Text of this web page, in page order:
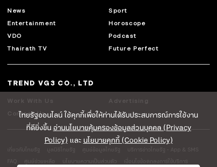
ไทยรัฐออนไลน์ ใช้คุกกี้เพื่อให้ท่านได้รับประสบการณ์การใช้งาน
ที่ดียิ่งขึ้นอ่านนโยบายคุ้มครองข้อมูลส่วนบุคคล (Privacy
Policy) และนโยบายคุกกี้ (Cookie Policy)
News
Sport
Entertainment
Horoscope
VDO
Podcast
Thairath TV
Future Perfect
TREND VG3 CO., LTD
Work With Us
Advertising
Contact Us
เกี่ยวกับไทยรัฐ มูลนิธิไทยรัฐ ศูนย์ข้อมูลไทยรัฐ
บริการข่าวไทยรัฐ - App & SMS
FAQ
ศูนย์ช่วยเหลือ นโยบายความเป็นส่วนตัว เงื่อนไขข้อตกลงการใช้บริการ